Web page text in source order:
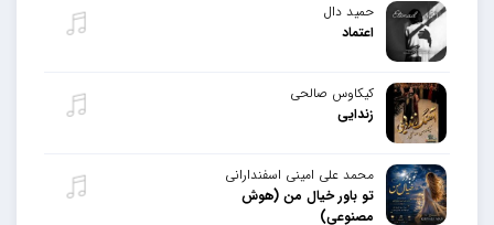
حمید دال
اعتماد
کیکاوس صالحی
زندایی
محمد علی امینی اسفندارانی
تو باور خیال من (هوش
مصنوعی)